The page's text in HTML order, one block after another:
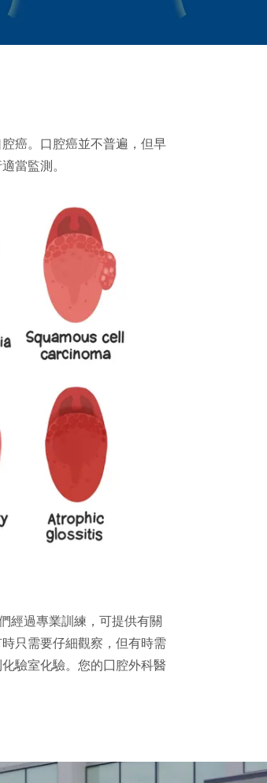
癌。口腔癌並不普遍，但早
當監測。
經過專業訓練，可提供有關
只需要仔細觀察，但有時需
驗室化驗。您的囗腔外科醫